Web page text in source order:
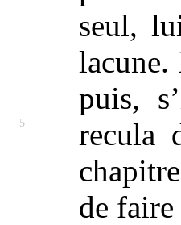
seul,
puis,
recula
5
de